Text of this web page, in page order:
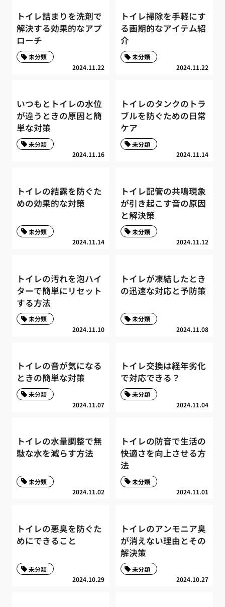
トイレ詰まりを洗剤で
解決する効果的なアプ
ローチ
2024.11.22
未分類
トイレ掃除を手軽にす
る画期的なアイテム紹
介
2024.11.22
未分類
いつもとトイレの水位
が違うときの原因と簡
単な対策
2024.11.16
未分類
トイレのタンクのトラ
ブルを防ぐための日常
ケア
2024.11.14
未分類
トイレの結露を防ぐた
めの効果的な対策
2024.11.14
未分類
トイレ配管の共鳴現象
が引き起こす音の原因
と解決策
2024.11.12
未分類
トイレの汚れを泡ハイ
ターで簡単にリセット
する方法
2024.11.10
未分類
トイレが凍結したとき
の迅速な対応と予防策
2024.11.08
未分類
トイレの音が気になる
ときの簡単な対策
2024.11.07
未分類
トイレ交換は経年劣化
で対応できる？
2024.11.04
未分類
トイレの水量調整で無
駄な水を減らす方法
2024.11.02
未分類
トイレの防音で生活の
快適さを向上させる方
法
2024.11.01
未分類
トイレの悪臭を防ぐた
めにできること
2024.10.29
未分類
トイレのアンモニア臭
が消えない理由とその
解決策
2024.10.27
未分類